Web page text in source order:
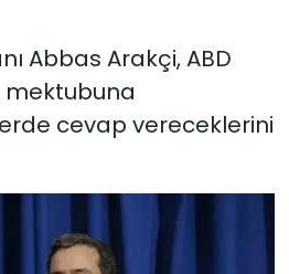
Abbas Arakçi, ABD
mektubuna
cevap vereceklerini